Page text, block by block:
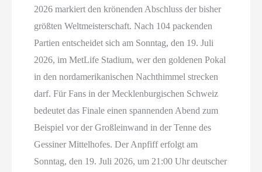
2026 markiert den krönenden Abschluss der bisher
größten Weltmeisterschaft. Nach 104 packenden
Partien entscheidet sich am Sonntag, den 19. Juli
2026, im MetLife Stadium, wer den goldenen Pokal
in den nordamerikanischen Nachthimmel strecken
darf. Für Fans in der Mecklenburgischen Schweiz
bedeutet das Finale einen spannenden Abend zum
Beispiel vor der Großleinwand in der Tenne des
Gessiner Mittelhofes. Der Anpfiff erfolgt am
Sonntag, den 19. Juli 2026, um 21:00 Uhr deutscher